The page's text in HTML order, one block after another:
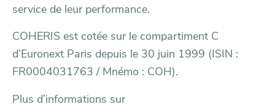
service de leur performance.
COHERIS est cotée sur le compartiment C
d’Euronext Paris depuis le 30 juin 1999 (ISIN :
FR0004031763 / Mnémo : COH).
Plus d’informations sur